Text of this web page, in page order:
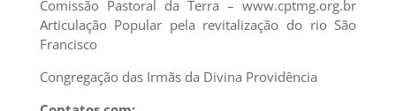
Comissão Pastoral da Terra – www.cptmg.org.br
Articulação Popular pela revitalização do rio São
Francisco
Congregação das Irmãs da Divina Providência